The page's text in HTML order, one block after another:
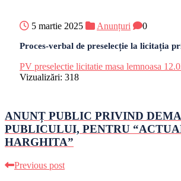
5 martie 2025 Anunțuri 0
Proces-verbal de preselecție la licitația
PV preselectie licitatie masa lemnoasa
Vizualizări: 318
ANUNȚ PUBLIC PRIVIND
PUBLICULUI, PENTRU
HARGHITA”
Previous post